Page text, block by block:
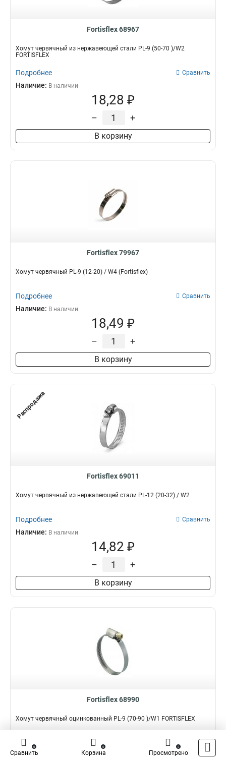
Fortisflex 68967
Хомут червячный из нержавеющей стали PL-9 (50-70 )/W2
FORTISFLEX
Подробнее Сравнить
Наличие: В наличии
18,28 ₽
– +
В корзину
Fortisflex 79967
Хомут червячный PL-9 (12-20) / W4 (Fortisflex)
Подробнее Сравнить
Наличие: В наличии
18,49 ₽
– +
В корзину
Распродажа
Fortisflex 69011
Хомут червячный из нержавеющей стали PL-12 (20-32) / W2
Подробнее Сравнить
Наличие: В наличии
14,82 ₽
– +
В корзину
Fortisflex 68990
Хомут червячный оцинкованный PL-9 (70-90 )/W1 FORTISFLEX
Подробнее Сравнить
Наличие:
Сравнить
0
Корзина
0
Просмотрено
0